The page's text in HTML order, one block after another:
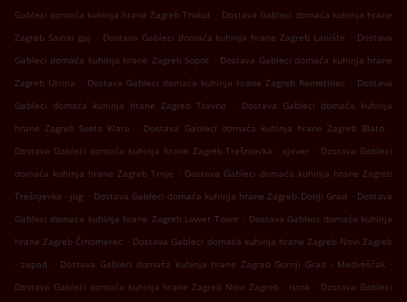
Gableci domaća kuhinja hrane Zagreb Trokut . Dostava Gableci domaća kuhinja hrane
Zagreb Savski gaj . Dostava Gableci domaća kuhinja hrane Zagreb Lanište . Dostava
Gableci domaća kuhinja hrane Zagreb Sopot . Dostava Gableci domaća kuhinja hrane
Zagreb Utrina . Dostava Gableci domaća kuhinja hrane Zagreb Remetinec . Dostava
Gableci domaća kuhinja hrane Zagreb Travno
. Dostava Gableci domaća kuhinja
hrane Zagreb Sveta Klara
. Dostava Gableci domaća kuhinja hrane Zagreb Blato
.
Dostava Gableci domaća kuhinja hrane Zagreb Trešnjevka - sjever . Dostava Gableci
domaća kuhinja hrane Zagreb Trnje . Dostava Gableci domaća kuhinja hrane Zagreb
Trešnjevka - jug . Dostava Gableci domaća kuhinja hrane Zagreb Donji Grad . Dostava
Gableci domaća kuhinja hrane Zagreb Lower Town . Dostava Gableci domaća kuhinja
hrane Zagreb Črnomerec . Dostava Gableci domaća kuhinja hrane Zagreb Novi Zagreb
- zapad
. Dostava Gableci domaća kuhinja hrane Zagreb Gornji Grad - Medveščak .
Dostava Gableci domaća kuhinja hrane Zagreb Novi Zagreb - istok . Dostava Gableci